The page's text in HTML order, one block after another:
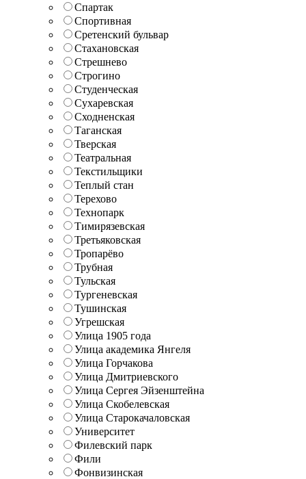
Спартак
Спортивная
Сретенский бульвар
Стахановская
Стрешнево
Строгино
Студенческая
Сухаревская
Сходненская
Таганская
Тверская
Театральная
Текстильщики
Теплый стан
Терехово
Технопарк
Тимирязевская
Третьяковская
Тропарёво
Трубная
Тульская
Тургеневская
Тушинская
Угрешская
Улица 1905 года
Улица академика Янгеля
Улица Горчакова
Улица Дмитриевского
Улица Сергея Эйзенштейна
Улица Скобелевская
Улица Старокачаловская
Университет
Филевский парк
Фили
Фонвизинская